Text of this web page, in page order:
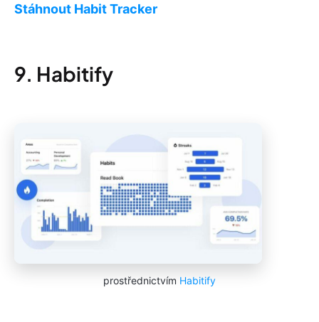
Stáhnout Habit Tracker
9. Habitify
prostřednictvím Habitify